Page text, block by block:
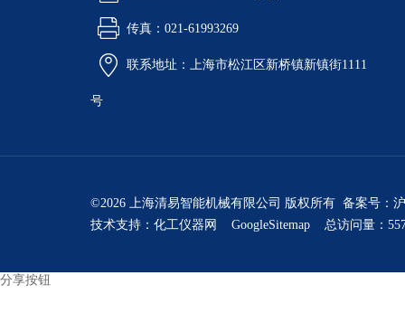
传真：021-61993269
联系地址：上海市松江区新桥镇新镇街1111
号
©2026 上海清易智能机械有限公司 版权所有 备案号：
技术支持： 化工仪器网 GoogleSitemap 总访问量：
分享按钮